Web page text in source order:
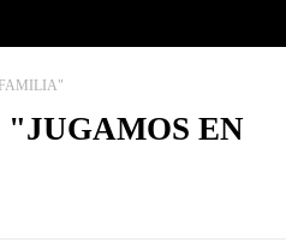
FAMILIA"
"JUGAMOS EN